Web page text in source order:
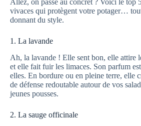
Allez, on passe au concret ? Voici le top
vivaces qui protègent votre potager…
donnant du style.
1. La lavande
Ah, la lavande ! Elle sent bon, elle attire
et elle fait fuir les limaces. Son parfum
elles. En bordure ou en pleine terre, elle
de défense redoutable autour de vos
jeunes pousses.
2. La sauge officinale